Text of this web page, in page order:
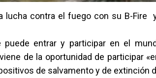
lucha contra el fuego con su B-Fire
entrar y participar en el
de la oportunidad de participar
de salvamento y de extinción